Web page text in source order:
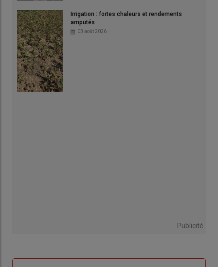
Irrigation : fortes chaleurs et rendements
amputés
03 août 2026
Publicité